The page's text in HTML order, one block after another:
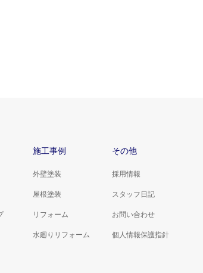
施工事例
外壁塗装
屋根塗装
リフォーム
水廻りリフォーム
その他
採用情報
スタッフ日記
お問い合わせ
個人情報保護指針